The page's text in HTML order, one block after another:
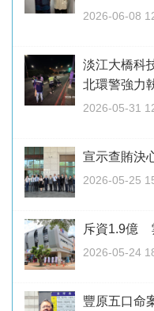
2026-06-08
淡江大橋科
北環警強力
2026-05-31
宣示查賄決
2026-05-25
斥資1.9億
2026-05-24
豐原五口命